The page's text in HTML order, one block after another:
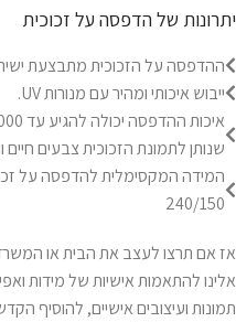
יתרונות של הדפסה על זכוכית
ההדפסה על הזכוכית מתבצעת
ייבוש איכותי ומהיר עם מנורות UV.
שנותן לתמונת הזכוכית צבעים חיים
המידה המקסימלית להדפסה על
240/150
אז אם תרצו לעצב את הבית או
אלינו להתאמות אישיות של מידות
תמונות ועיצובים אישיים, להוסיף